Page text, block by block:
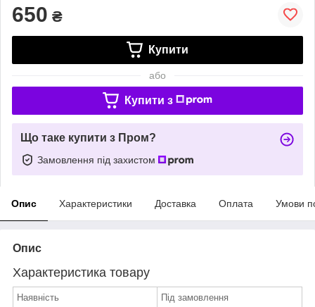
650 ₴
Купити
або
Купити з
Що таке купити з Пром?
Замовлення під захистом
Опис Характеристики Доставка Оплата Умови
Опис
Характеристика товару
Наявність
Під замовлення